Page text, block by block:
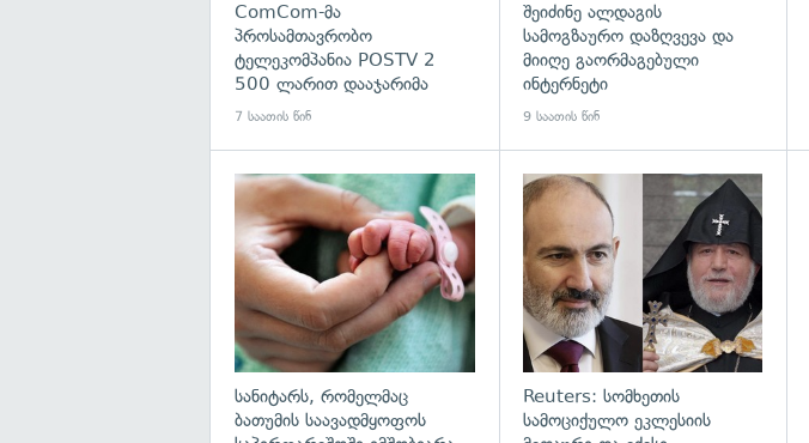
ComCom-მა
პროსამთავრობო
ტელეკომპანია POSTV 2
500 ლარით დააჯარიმა
7 საათის წინ
შეიძინე ალდაგის
სამოგზაურო დაზღვევა და
მიიღე გაორმაგებული
ინტერნეტი
9 საათის წინ
გადახედვა
სანიტარს, რომელმაც
ბათუმის საავადმყოფოს
Reuters: სომხეთის
სამოციქულო ეკლესიის